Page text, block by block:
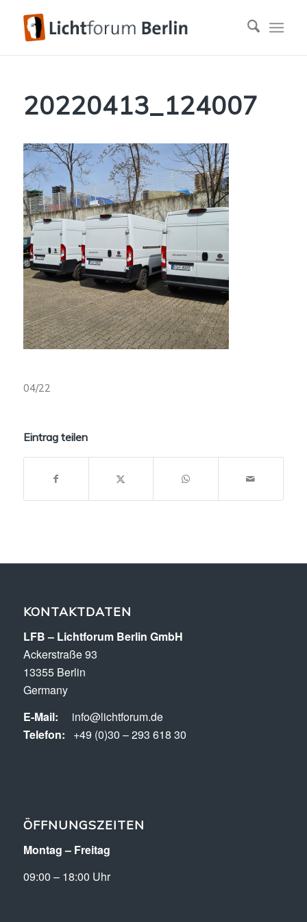
20220413_124007
04/22
Eintrag teilen
KONTAKTDATEN
LFB – Lichtforum Berlin GmbH
Ackerstraße 93
13355 Berlin
Germany
E-Mail: info@lichtforum.de
Telefon: +49 (0)30 – 293 618 30
ÖFFNUNGSZEITEN
Montag – Freitag
09:00 – 18:00 Uhr